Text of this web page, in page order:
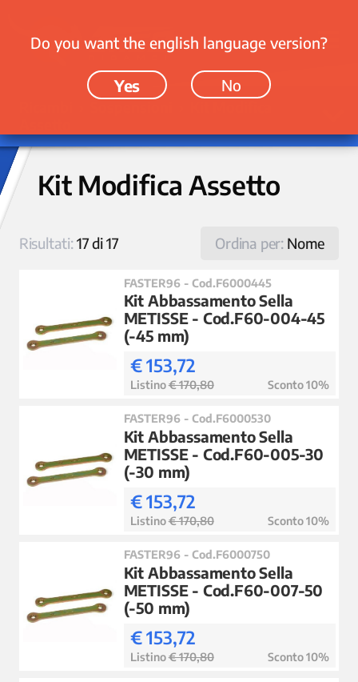
Kit Modifica Assetto
Ordina per: Nome
Risultati:17 di 17
FASTER96 - Cod.F6000445
Kit Abbassamento Sella
METISSE - Cod.F60-004-45
(-45 mm)
€ 153,72
Listino€ 170,80 Sconto 10%
FASTER96 - Cod.F6000530
Kit Abbassamento Sella
METISSE - Cod.F60-005-30
(-30 mm)
€ 153,72
Listino€ 170,80 Sconto 10%
FASTER96 - Cod.F6000750
Kit Abbassamento Sella
METISSE - Cod.F60-007-50
(-50 mm)
€ 153,72
Listino€ 170,80 Sconto 10%
Do you want the english language version?
Yes No